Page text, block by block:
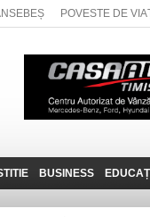
POVESTE DE
BUSINESS
JOB-URI